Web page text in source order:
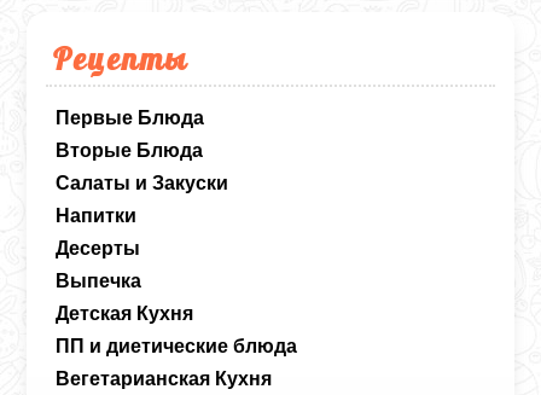
Рецепты
Первые Блюда
Вторые Блюда
Салаты и Закуски
Напитки
Десерты
Выпечка
Детская Кухня
ПП и диетические блюда
Вегетарианская Кухня